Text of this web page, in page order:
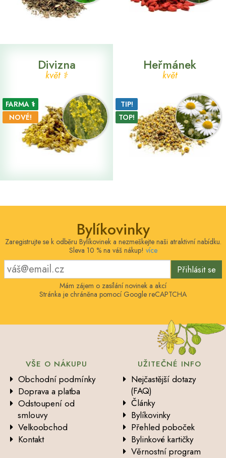
Divizna
květ ⚕
FARMA ⚕
NOVÉ!
Heřmánek
květ
TIP!
TOP!
Bylíkovinky
Zaregistrujte se k odběru Bylíkovinek a nezmeškejte naši atraktivní nabídku.
Sleva 10 % na váš nákup! více
Přihlásit se
Mám zájem o zasílání novinek a akcí
Stránka je chráněna pomocí Google reCAPTCHA
VŠE O NÁKUPU
Obchodní podmínky
Doprava a platba
Odstoupení od
smlouvy
Velkoobchod
Kontakt
UŽITEČNÉ INFO
Nejčastější dotazy
(FAQ)
Články
Bylíkovinky
Přehled poboček
Bylinkové kartičky
Věrnostní program